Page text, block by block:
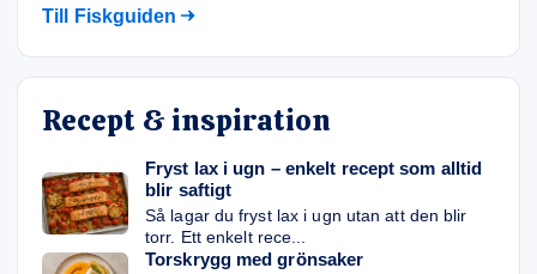
Till Fiskguiden
Recept & inspiration
Fryst lax i ugn – enkelt recept som alltid
blir saftigt
Så lagar du fryst lax i ugn utan att den blir
torr. Ett enkelt rece...
Torskrygg med grönsaker